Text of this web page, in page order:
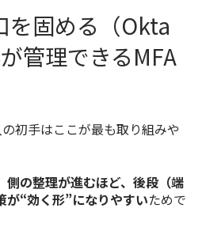
を固める（Okta
管理できるMFA
初手はここが最も取り組みや
側の整理が進むほど、後段（端
が“効く形”になりやすいためで